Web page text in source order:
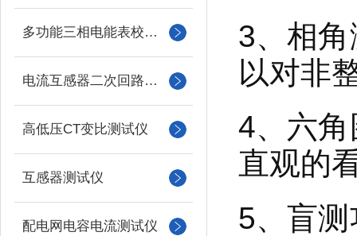
多功能三相电能表校验仪
电流互感器二次回路负载测试仪
高低压CT变比测试仪
互感器测试仪
配电网电容电流测试仪
3、相
以对非
4、六
直观的
5、盲